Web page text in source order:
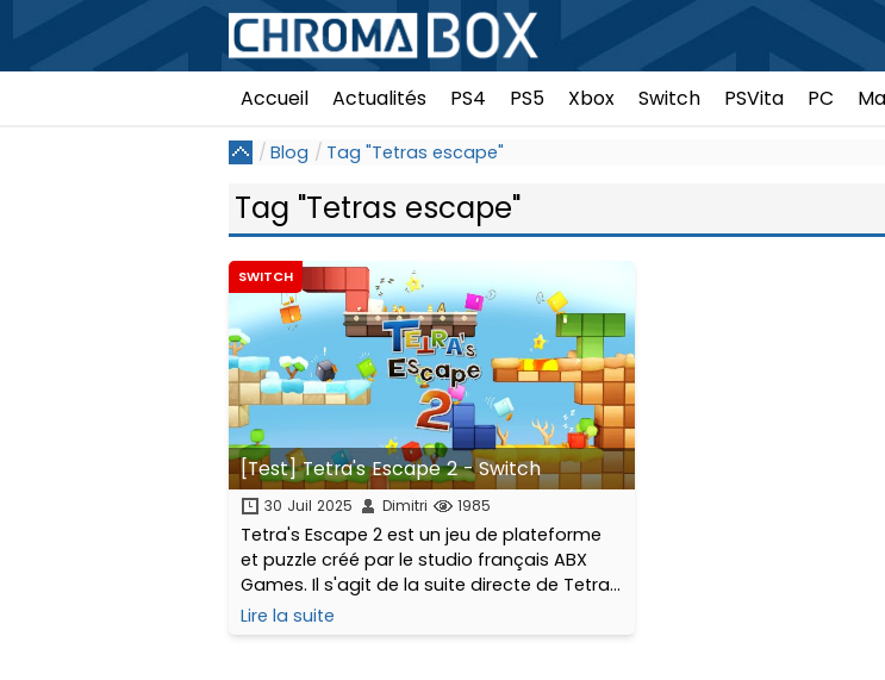
Accueil Actualités PS4 PS5 Xbox Switch PSVita PC
Blog Tag "Tetras escape"
Tag "Tetras escape"
SWITCH
[Test] Tetra's Escape 2 - Switch
30 Juil 2025 Dimitri 1985
Tetra's Escape 2 est un jeu de plateforme
et puzzle créé par le studio français ABX
Games. Il s'agit de la suite directe de Tetra’s
Escape, sorti en 2018, sur PS Vita
notamment... Dis donc, cela ne nous
Lire la suite